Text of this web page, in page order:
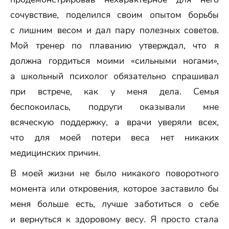
сочувствие, поделился своим опытом борьбы
с лишним весом и дал пару полезных советов.
Мой тренер по плаванию утверждал, что я
должна гордиться моими «сильными ногами»,
а школьный психолог обязательно спрашивал
при встрече, как у меня дела. Семья
беспокоилась, подруги оказывали мне
всяческую поддержку, а врачи уверяли всех,
что для моей потери веса нет никаких
медицинских причин.
В моей жизни не было никакого поворотного
момента или откровения, которое заставило бы
меня больше есть, лучше заботиться о себе
и вернуться к здоровому весу. Я просто стала